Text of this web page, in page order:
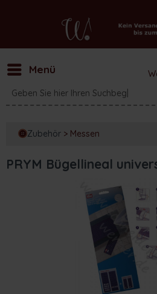
Menü
Zubehör > Messen
PRYM Bügellineal